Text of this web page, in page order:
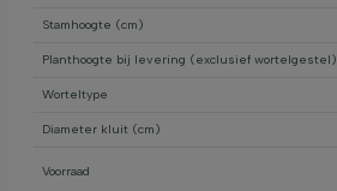
Stamhoogte (cm)
Planthoogte bij levering (exclusief wortelgestel)
Worteltype
Diameter kluit (cm)
Voorraad